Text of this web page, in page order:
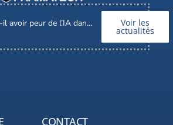
peur de l’IA dans nos métiers ? Voir les
actualités
CONTACT